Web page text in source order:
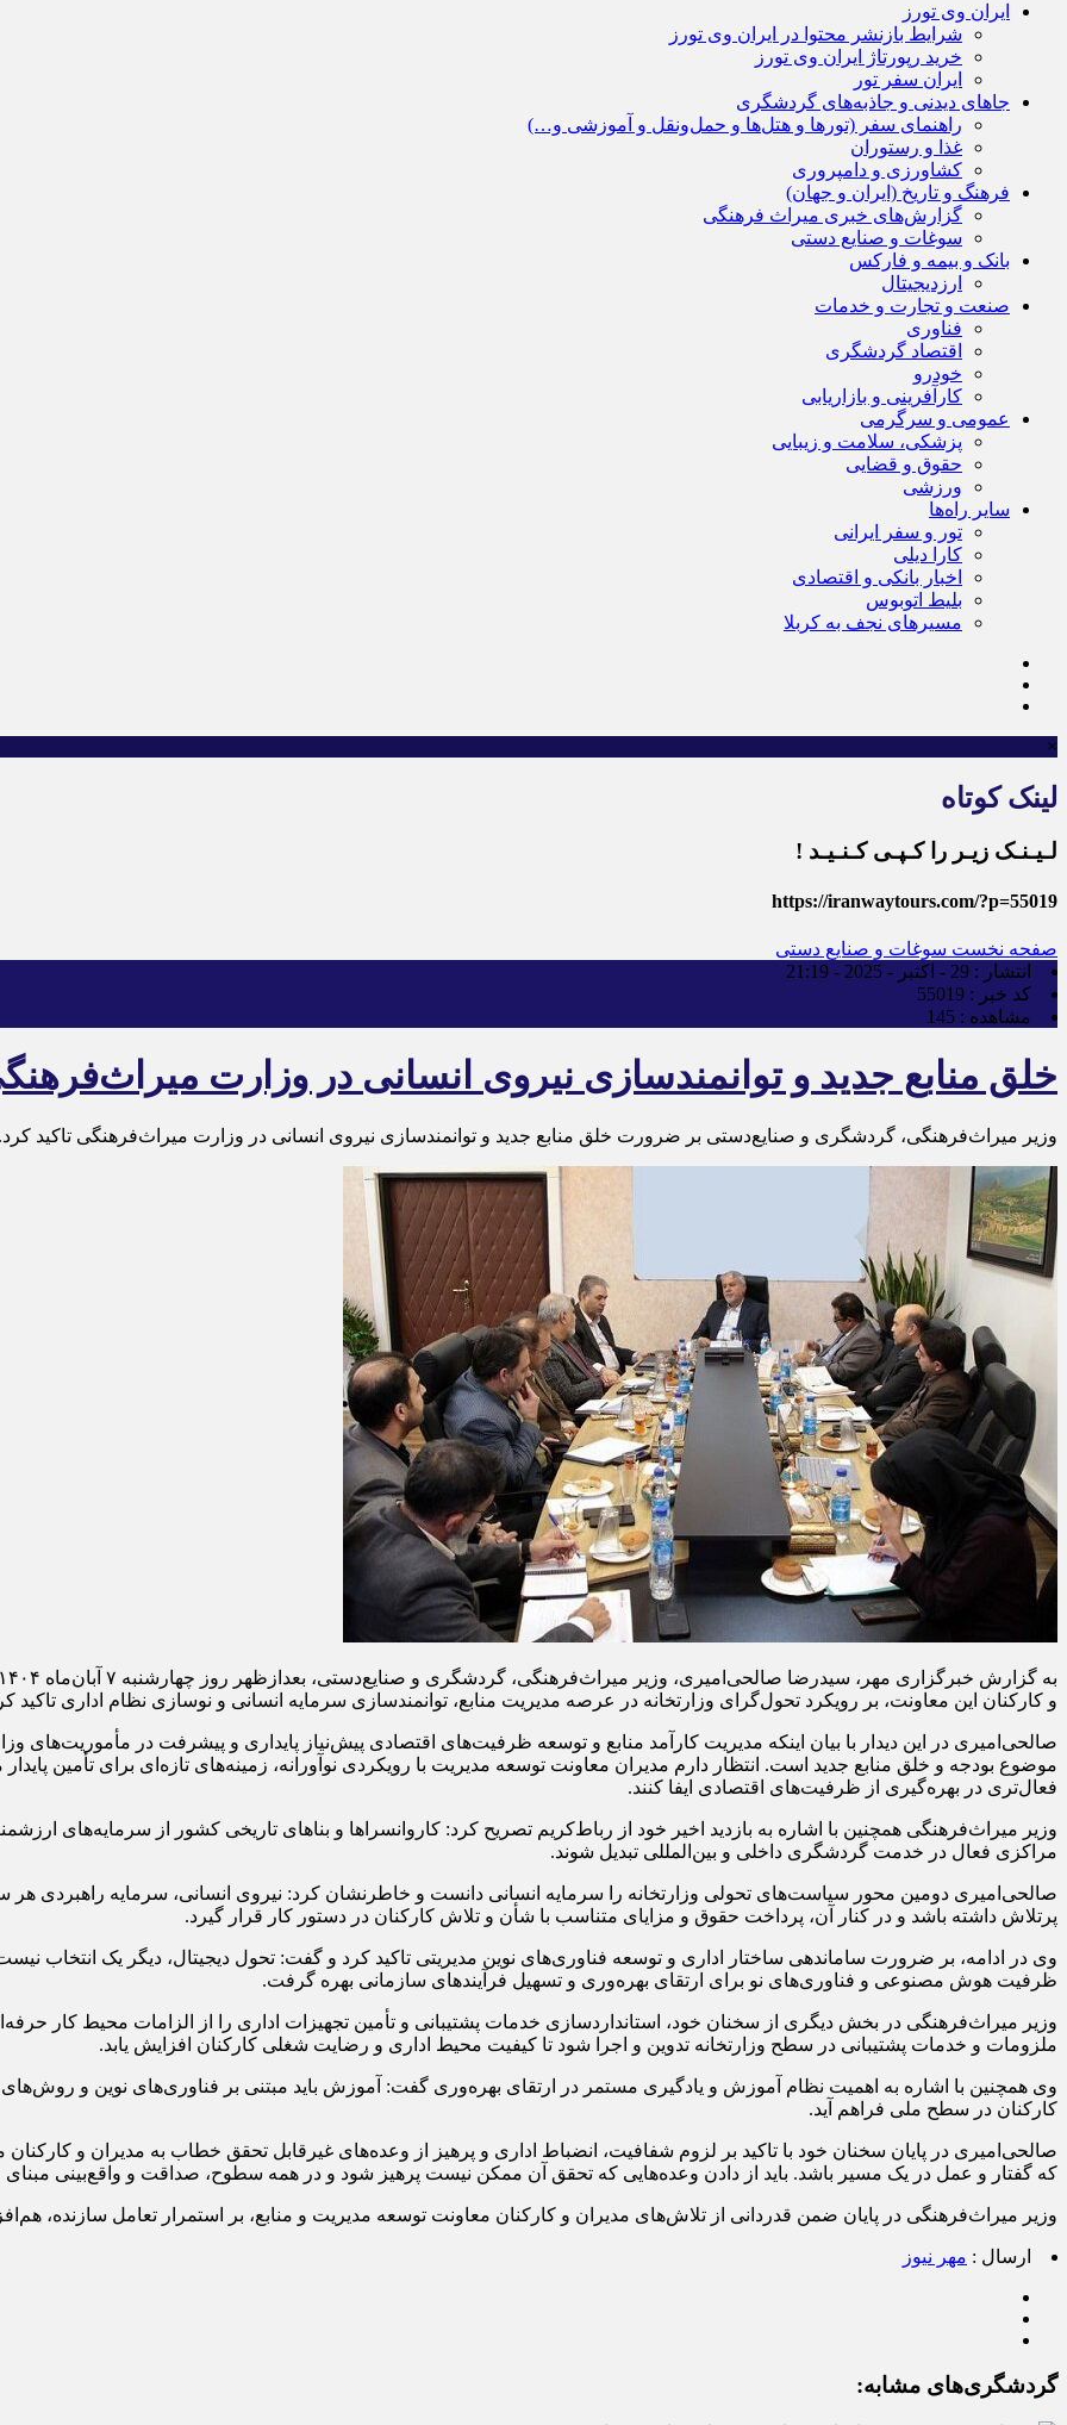
ایران وی تورز
شرایط بازنشر محتوا در ایران وی تورز
خرید رپورتاژ ایران وی تورز
ایران سفر تور
جاهای دیدنی و جاذبه‌های گردشگری
راهنمای سفر (تورها و هتل‌ها و حمل‌و‌نقل و آموزشی و…)
غذا و رستوران
کشاورزی و دامپروری
فرهنگ و تاریخ (ایران و جهان)
گزارش‌های خبری میراث فرهنگی
سوغات و صنایع دستی
بانک و بیمه و فارکس
ارزدیجیتال
صنعت و تجارت و خدمات
فناوری
اقتصاد گردشگری
خودرو
کارآفرینی و بازاریابی
عمومی و سرگرمی
پزشکی، سلامت و زیبایی
حقوق و قضایی
ورزشی
سایر راه‌ها
تور و سفر ایرانی
کارا دیلی
اخبار بانکی و اقتصادی
بلیط اتوبوس
مسیرهای نجف به کربلا
×
لینک کوتاه
لـیـنـک زیـر را کـپـی کـنـیـد !
https://iranwaytours.com/?p=55019
صفحه نخست سوغات و صنایع دستی
انتشار : 29 - اکتبر - 2025 - 21:19
کد خبر : 55019
مشاهده : 145
خلق منابع جدید و توانمندسازی نیروی انسانی در وزارت
وزیر میراث‌فرهنگی، گردشگری و صنایع‌دستی بر ضرورت خلق منابع جدید و توانمندسازی نیروی انسانی در وزارت میراث‌فرهنگی تاکید
و کارکنان این معاونت، بر رویکرد تحول‌گرای وزارتخانه در عرصه مدیریت منابع، توانمندسازی سرمایه انسانی و نوسازی نظام اداری تاکید
صالحی‌امیری در این دیدار با بیان اینکه مدیریت کارآمد منابع و توسعه ظرفیت‌های اقتصادی پیش‌نیاز پایداری و پیشرفت در مأموریت‌های
موضوع بودجه و خلق منابع جدید است. انتظار دارم مدیران معاونت توسعه مدیریت با رویکردی نوآورانه، زمینه‌های تازه‌ای برای تأمین
فعال‌تری در بهره‌گیری از ظرفیت‌های اقتصادی ایفا کنند.
وزیر میراث‌فرهنگی همچنین با اشاره به بازدید اخیر خود از رباط‌کریم تصریح کرد: کاروانسراها و بناهای تاریخی کشور از سرمایه‌های
مراکزی فعال در خدمت گردشگری داخلی و بین‌المللی تبدیل شوند.
صالحی‌امیری دومین محور سیاست‌های تحولی وزارتخانه را سرمایه انسانی دانست و خاطرنشان کرد: نیروی انسانی، سرمایه راهبردی
پرتلاش داشته باشد و در کنار آن، پرداخت حقوق و مزایای متناسب با شأن و تلاش کارکنان در دستور کار قرار گیرد.
وی در ادامه، بر ضرورت ساماندهی ساختار اداری و توسعه فناوری‌های نوین مدیریتی تاکید کرد و گفت: تحول دیجیتال، دیگر یک انتخاب
ظرفیت هوش مصنوعی و فناوری‌های نو برای ارتقای بهره‌وری و تسهیل فرآیندهای سازمانی بهره گرفت.
وزیر میراث‌فرهنگی در بخش دیگری از سخنان خود، استانداردسازی خدمات پشتیبانی و تأمین تجهیزات اداری را از الزامات محیط کار
ملزومات و خدمات پشتیبانی در سطح وزارتخانه تدوین و اجرا شود تا کیفیت محیط اداری و رضایت شغلی کارکنان افزایش یابد.
وی همچنین با اشاره به اهمیت نظام آموزش و یادگیری مستمر در ارتقای بهره‌وری گفت: آموزش باید مبتنی بر فناوری‌های نوین و
کارکنان در سطح ملی فراهم آید.
صالحی‌امیری در پایان سخنان خود با تاکید بر لزوم شفافیت، انضباط اداری و پرهیز از وعده‌های غیرقابل تحقق خطاب به مدیران و
که گفتار و عمل در یک مسیر باشد. باید از دادن وعده‌هایی که تحقق آن ممکن نیست پرهیز شود و در همه سطوح، صداقت و واقع‌بینی مبنای
وزیر میراث‌فرهنگی در پایان ضمن قدردانی از تلاش‌های مدیران و کارکنان معاونت توسعه مدیریت و منابع، بر استمرار تعامل سازنده،
ارسال : مهر نیوز
گردشگری‌های مشابه: